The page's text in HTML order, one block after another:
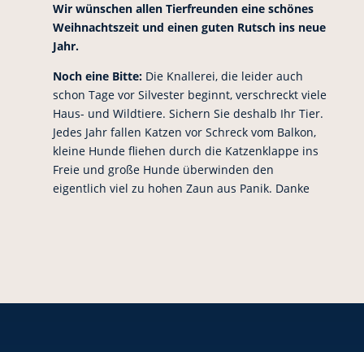
Wir wünschen allen Tierfreunden eine schönes
Weihnachtszeit und einen guten Rutsch ins neue
Jahr.
Noch eine Bitte:Die Knallerei, die leider auch
schon Tage vor Silvester beginnt, verschreckt viele
Haus- und Wildtiere. Sichern Sie deshalb Ihr Tier.
Jedes Jahr fallen Katzen vor Schreck vom Balkon,
kleine Hunde fliehen durch die Katzenklappe ins
Freie und große Hunde überwinden den
eigentlich viel zu hohen Zaun aus Panik. Danke